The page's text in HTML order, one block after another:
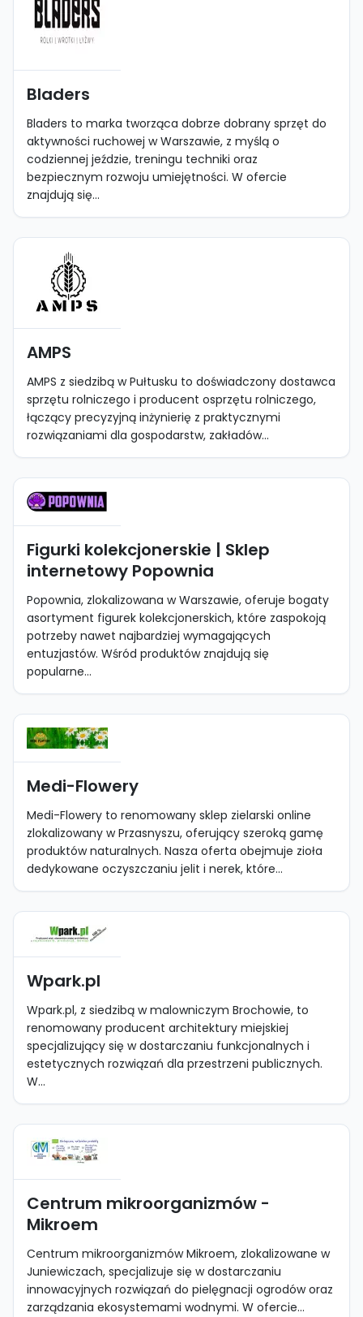
Bladers
Bladers to marka tworząca dobrze dobrany sprzęt do
aktywności ruchowej w Warszawie, z myślą o
codziennej jeździe, treningu techniki oraz
bezpiecznym rozwoju umiejętności. W ofercie
znajdują się...
AMPS
AMPS z siedzibą w Pułtusku to doświadczony dostawca
sprzętu rolniczego i producent osprzętu rolniczego,
łączący precyzyjną inżynierię z praktycznymi
rozwiązaniami dla gospodarstw, zakładów...
Figurki kolekcjonerskie | Sklep
internetowy Popownia
Popownia, zlokalizowana w Warszawie, oferuje bogaty
asortyment figurek kolekcjonerskich, które zaspokoją
potrzeby nawet najbardziej wymagających
entuzjastów. Wśród produktów znajdują się
popularne...
Medi-Flowery
Medi-Flowery to renomowany sklep zielarski online
zlokalizowany w Przasnyszu, oferujący szeroką gamę
produktów naturalnych. Nasza oferta obejmuje zioła
dedykowane oczyszczaniu jelit i nerek, które...
Wpark.pl
Wpark.pl, z siedzibą w malowniczym Brochowie, to
renomowany producent architektury miejskiej
specjalizujący się w dostarczaniu funkcjonalnych i
estetycznych rozwiązań dla przestrzeni publicznych.
W...
Centrum mikroorganizmów -
Mikroem
Centrum mikroorganizmów Mikroem, zlokalizowane w
Juniewiczach, specjalizuje się w dostarczaniu
innowacyjnych rozwiązań do pielęgnacji ogrodów oraz
zarządzania ekosystemami wodnymi. W ofercie...